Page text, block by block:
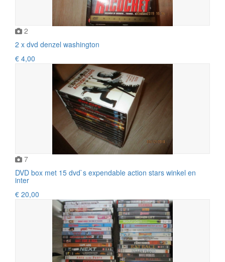
2
2 x dvd denzel washington
€ 4,00
7
DVD box met 15 dvd`s expendable action stars winkel en
inter
€ 20,00